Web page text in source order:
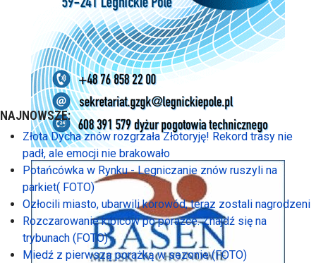
NAJNOWSZE:
Złota Dycha znów rozgrzała Złotoryję! Rekord trasy nie
padł, ale emocji nie brakowało
Potańcówka w Rynku - Legniczanie znów ruszyli na
parkiet( FOTO)
Ozłocili miasto, ubarwili korowód, teraz zostali nagrodzeni
Rozczarowanie kibiców po porażce. Znajdź się na
trybunach (FOTO)
Miedź z pierwszą porażką w sezonie (FOTO)